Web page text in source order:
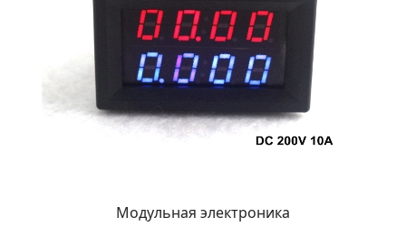
Модульная электроника